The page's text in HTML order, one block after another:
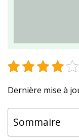
Dernière mise à
Sommaire